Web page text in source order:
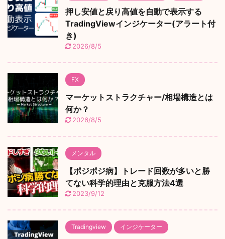
押し安値と戻り高値を自動で表示する
TradingViewインジケーター(アラート付
き)
2026/8/5
FX
マーケットストラクチャー/相場構造とは
何か？
2026/8/5
メンタル
【ポジポジ病】トレード回数が多いと勝
てない科学的理由と克服方法4選
2023/9/12
Tradingview インジケーター